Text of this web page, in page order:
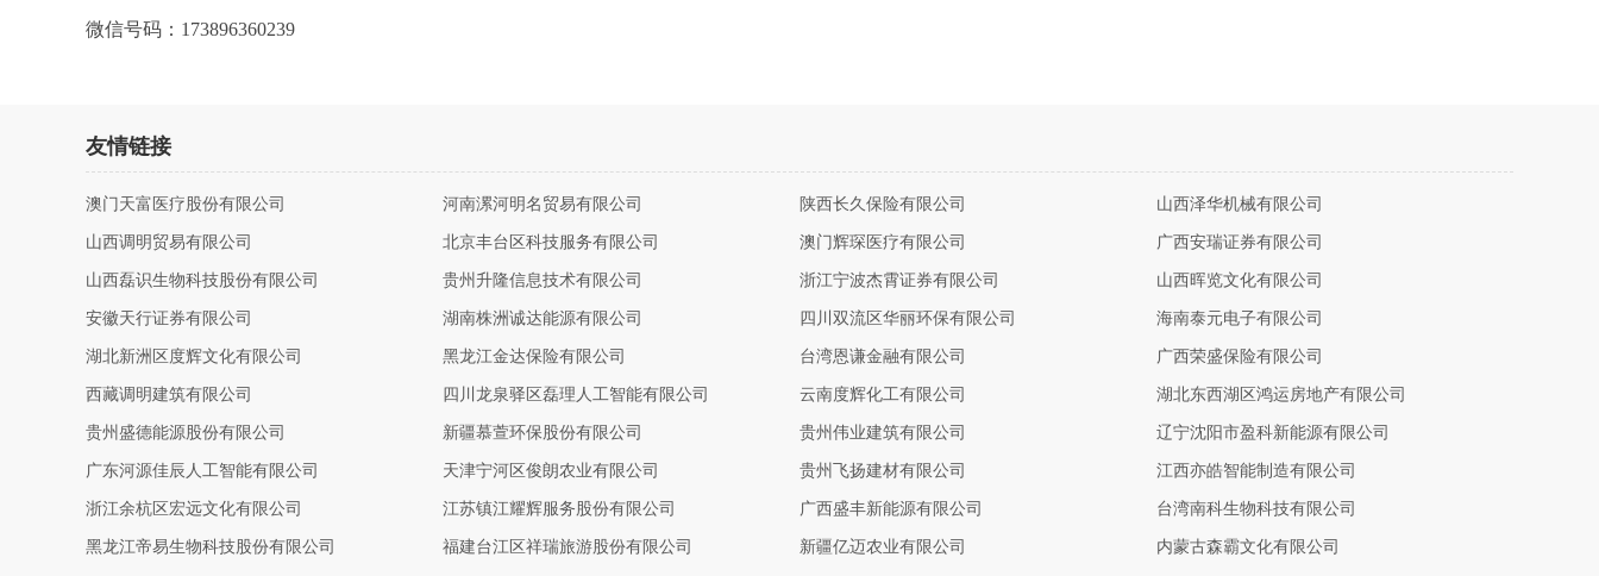
微信号码：173896360239
友情链接
澳门天富医疗股份有限公司 河南漯河明名贸易有限公司 陕西长久保险有限公司 山西泽华机械有限公司
山西调明贸易有限公司 北京丰台区科技服务有限公司 澳门辉琛医疗有限公司 广西安瑞证券有限公司
山西磊识生物科技股份有限公司 贵州升隆信息技术有限公司 浙江宁波杰霄证券有限公司 山西晖览文化有限公司
安徽天行证券有限公司 湖南株洲诚达能源有限公司 四川双流区华丽环保有限公司 海南泰元电子有限公司
湖北新洲区度辉文化有限公司 黑龙江金达保险有限公司 台湾恩谦金融有限公司 广西荣盛保险有限公司
西藏调明建筑有限公司 四川龙泉驿区磊理人工智能有限公司 云南度辉化工有限公司 湖北东西湖区鸿运房地产有限公司
贵州盛德能源股份有限公司 新疆慕萱环保股份有限公司 贵州伟业建筑有限公司 辽宁沈阳市盈科新能源有限公司
广东河源佳辰人工智能有限公司 天津宁河区俊朗农业有限公司 贵州飞扬建材有限公司 江西亦皓智能制造有限公司
浙江余杭区宏远文化有限公司 江苏镇江耀辉服务股份有限公司 广西盛丰新能源有限公司 台湾南科生物科技有限公司
黑龙江帝易生物科技股份有限公司 福建台江区祥瑞旅游股份有限公司 新疆亿迈农业有限公司 内蒙古森霸文化有限公司